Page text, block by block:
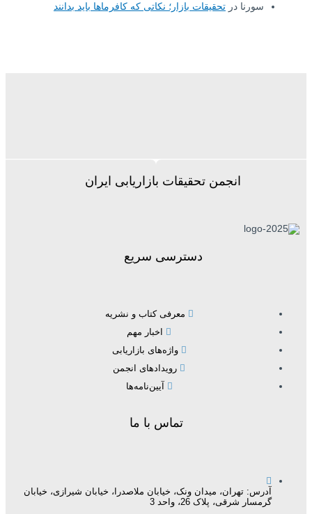
سورنا درتحقیقات بازار؛ نکاتی که کافرماها باید بدانند
انجمن تحقیقات بازاریابی ایران
دسترسی سریع
معرفی کتاب و نشریه
اخبار مهم
واژه‌های بازاریابی
رویدادهای انجمن
آیین‌نامه‌ها
تماس با ما
آدرس: تهران، میدان ونک، خیابان ملاصدرا، خیابان شیرازی، خیابان
گرمسار شرقی، پلاک 26، واحد 3